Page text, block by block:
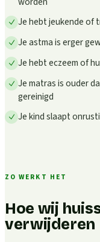
Je hebt jeukende of
Je astma is erger
Je hebt eczeem of
Je matras is ouder
gereinigd
Je kind slaapt
ZO WERKT HET
Hoe wij
verwijderen